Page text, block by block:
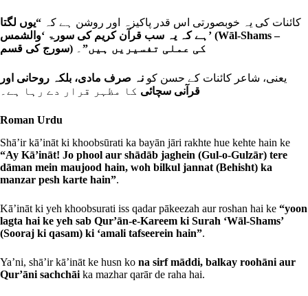
کائنات کی یہ خوبصورتی اس قدر پاکیزہ اور روشن ہے کہ “یوں لگتا
ہے کہ یہ سب قرآن کریم کی سورۃ ‘والشمس’ (Wāl-Shams –
سورج کی قسم) کی عملی تفسیریں ہیں”
یعنی، شاعر کائنات کے حسن کو نہ صرف مادی، بلکہ روحانی اور
قرآنی سچائی کا مظہر قرار دے رہا ہے۔
Roman Urdu
Shā’ir kā’ināt ki khoobsūrati ka bayān jāri rakhte hue kehte hain ke
“Ay Kā’ināt! Jo phool aur shādāb jaghein (Gul-o-Gulzār) tere
dāman mein maujood hain, woh bilkul jannat (Behisht) ka
manzar pesh karte hain”.
Kā’ināt ki yeh khoobsurati iss qadar pākeezah aur roshan hai ke “yoon
lagta hai ke yeh sab Qur’ān-e-Kareem ki Surah ‘Wāl-Shams’
(Sooraj ki qasam) ki ‘amali tafseerein hain”.
Ya’ni, shā’ir kā’ināt ke husn ko na sirf māddi, balkay roohāni aur
Qur’āni sachchāi ka mazhar qarār de raha hai.